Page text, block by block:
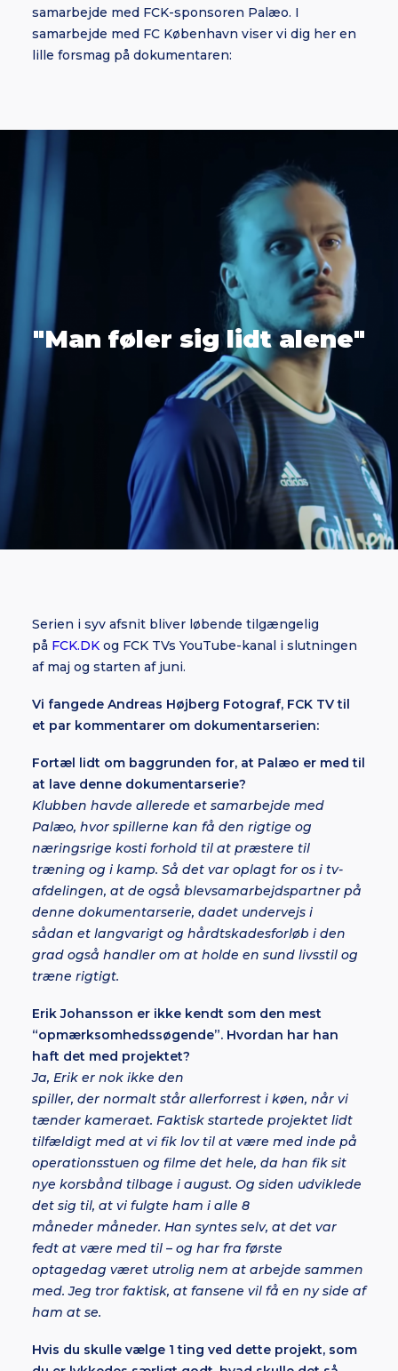
samarbejde med FCK-sponsoren Palæo. I
samarbejde med FC København viser vi dig her en
lille forsmag på dokumentaren:
"Man føler sig lidt alene"
Serien i syv afsnit bliver løbende tilgængelig
på FCK.DK og FCK TVs YouTube-kanal i slutningen
af maj og starten af juni.
Vi fangede Andreas Højberg Fotograf, FCK TV til
et par kommentarer om dokumentarserien:
Fortæl lidt om baggrunden for, at Palæo er med til
at lave denne dokumentarserie?
Klubben havde allerede et samarbejde med
Palæo, hvor spillerne kan få den rigtige og
næringsrige kosti forhold til at præstere til
træning og i kamp. Så det var oplagt for os i tv-
afdelingen, at de også blevsamarbejdspartner på
denne dokumentarserie, dadet undervejs i
sådan et langvarigt og hårdtskadesforløb i den
grad også handler om at holde en sund livsstil og
træne rigtigt.
Erik Johansson er ikke kendt som den mest
“opmærksomhedssøgende”. Hvordan har han
haft det med projektet?
Ja, Erik er nok ikke den
spiller, der normalt står allerforrest i køen, når vi
tænder kameraet. Faktisk startede projektet lidt
tilfældigt med at vi fik lov til at være med inde på
operationsstuen og filme det hele, da han fik sit
nye korsbånd tilbage i august. Og siden udviklede
det sig til, at vi fulgte ham i alle 8
måneder måneder. Han syntes selv, at det var
fedt at være med til – og har fra første
optagedag været utrolig nem at arbejde sammen
med. Jeg tror faktisk, at fansene vil få en ny side af
ham at se.
Hvis du skulle vælge 1 ting ved dette projekt, som